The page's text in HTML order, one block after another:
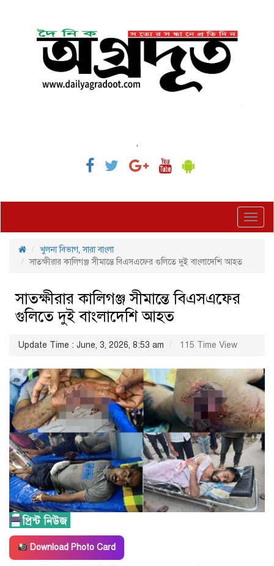
,
খুলনা বিভাগ,সারা বাংলা
সাতক্ষীরার কালিগঞ্জ সীমান্তে বিএসএফের গুলিতে দুই বাংলাদেশি আহত
সাতক্ষীরার কালিগঞ্জ সীমান্তে বিএসএফের
গুলিতে দুই বাংলাদেশি আহত
Update Time : June, 3, 2026, 8:53 am 115 Time View
Download Photo Card